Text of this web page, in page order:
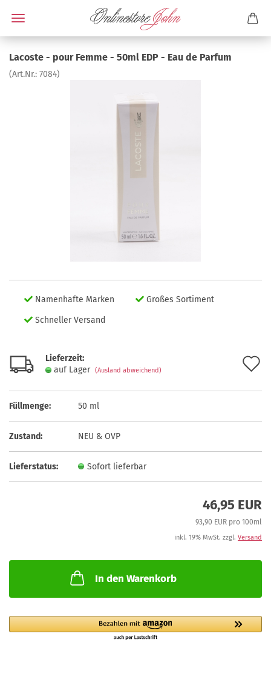
Lacoste - pour Femme - 50ml EDP - Eau de Parfum
(Art.Nr.: 7084)
Namenhafte Marken
Großes Sortiment
Schneller Versand
Lieferzeit:
auf Lager (Ausland abweichend)
Füllmenge: 50 ml
Zustand: NEU & OVP
Lieferstatus: Sofort lieferbar
46,95 EUR
93,90 EUR pro 100ml
inkl. 19% MwSt. zzgl. Versand
In den Warenkorb